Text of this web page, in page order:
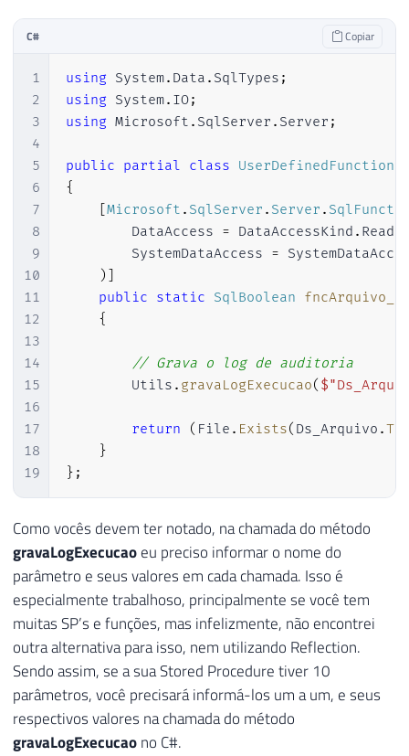
69
70
72
73
74
75
76
77
78
79
80
81
82
83
84
85
86
87
88
Parameters.Add
                comando
.Parameters
                comando
                comando
.Parameters
                comando
.ExecuteNonQuery(
return true;
}
}
}
catch
return false;
C# Copiar
1
2
3
4
5
6
7
8
9
10
11
12
13
14
15
16
17
18
19
using System. Data . SqlTypes ;
using System. IO;
using Microsoft . SqlServer . Server ;
public partial class UserDefinedFunctions
{
[Microsoft . SqlServer . Server .
        DataAccess
= DataAccessKind . Read
        SystemDataAccess
=
) ]
public static SqlBoolean
{
// Grava o log de auditoria
        Utils
. gravaLogExecucao(
return ( File . Exists( Ds_Arquivo .
}
} ;
Como vocês devem ter notado, na chamada do método
gravaLogExecucaoeu preciso informar o nome do
parâmetro e seus valores em cada chamada. Isso é
especialmente trabalhoso, principalmente se você tem
muitas SP’s e funções, mas infelizmente, não encontrei
outra alternativa para isso, nem utilizando Reflection.
Sendo assim, se a sua Stored Procedure tiver 10
parâmetros, você precisará informá-los um a um, e seus
respectivos valores na chamada do método
gravaLogExecucaono C#.